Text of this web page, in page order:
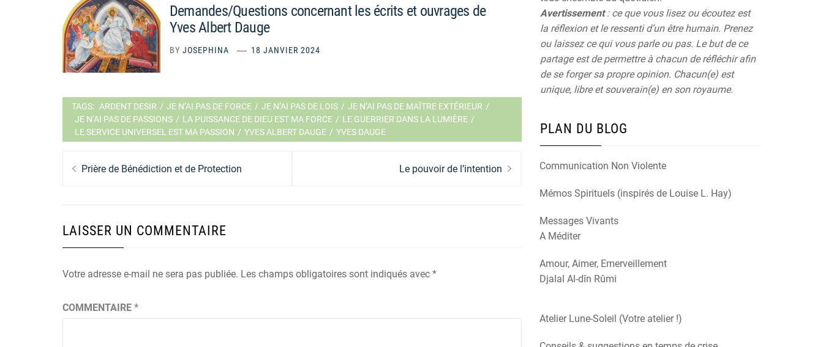
Demandes/Questions concernant les écrits et ouvrages de
Yves Albert Dauge
BY JOSEPHINA 18 JANVIER 2024
TAGS: ARDENT DESIR / JE N’AI PAS DE FORCE / JE N’AI PAS DE LOIS / JE N’AI PAS DE MAÎTRE EXTÉRIEUR /
JE N’AI PAS DE PASSIONS / LA PUISSANCE DE DIEU EST MA FORCE / LE GUERRIER DANS LA LUMIÈRE /
LE SERVICE UNIVERSEL EST MA PASSION / YVES ALBERT DAUGE / YVES DAUGE
Navigation
Previous
Prière de Bénédiction et de Protection
Next
Le pouvoir de l’intention
LAISSER UN COMMENTAIRE
Votre adresse e-mail ne sera pas publiée. Les champs obligatoires sont indiqués avec *
COMMENTAIRE *
Avertissement: ce que vous lisez ou écoutez est
la réflexion et le ressenti d’un être humain. Prenez
ou laissez ce qui vous parle ou pas. Le but de ce
partage est de permettre à chacun de réfléchir afin
de se forger sa propre opinion. Chacun(e) est
unique, libre et souverain(e) en son royaume.
PLAN DU BLOG
Communication Non Violente
Mémos Spirituels (inspirés de Louise L. Hay)
Messages Vivants
A Méditer
Amour, Aimer, Emerveillement
Djalal Al-dîn Rûmi
Atelier Lune-Soleil (Votre atelier !)